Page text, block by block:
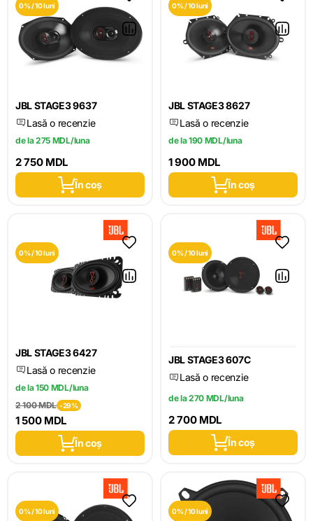
0% / 10 luni
JBL STAGE3 9637
Lasă o recenzie
de la 275 MDL/luna
2 750 MDL
În coș
0% / 10 luni
JBL STAGE3 8627
Lasă o recenzie
de la 190 MDL/luna
1 900 MDL
În coș
0% / 10 luni
JBL STAGE3 6427
Lasă o recenzie
de la 150 MDL/luna
1 500 MDL
2 100 MDL -29%
În coș
0% / 10 luni
JBL STAGE3 607C
Lasă o recenzie
de la 270 MDL/luna
2 700 MDL
În coș
0% / 10 luni 0% / 10 luni